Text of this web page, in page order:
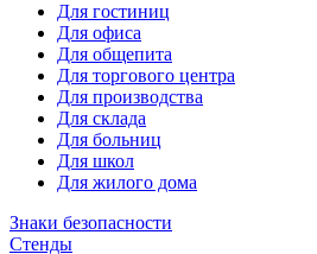
Для гостиниц
Для офиса
Для общепита
Для торгового центра
Для производства
Для склада
Для больниц
Для школ
Для жилого дома
Знаки безопасности
Стенды